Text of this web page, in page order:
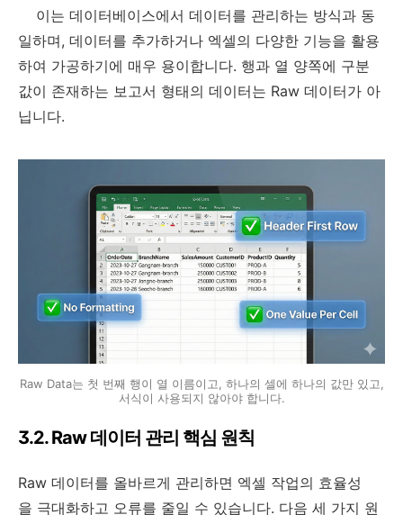
이는 데이터베이스에서 데이터를 관리하는 방식과 동
일하며, 데이터를 추가하거나 엑셀의 다양한 기능을 활용
하여 가공하기에 매우 용이합니다. 행과 열 양쪽에 구분
값이 존재하는 보고서 형태의 데이터는 Raw 데이터가 아
닙니다.
Raw Data는 첫 번째 행이 열 이름이고, 하나의 셀에 하나의 값만 있고,
서식이 사용되지 않아야 합니다.
3.2. Raw 데이터 관리 핵심 원칙
Raw 데이터를 올바르게 관리하면 엑셀 작업의 효율성
을 극대화하고 오류를 줄일 수 있습니다. 다음 세 가지 원